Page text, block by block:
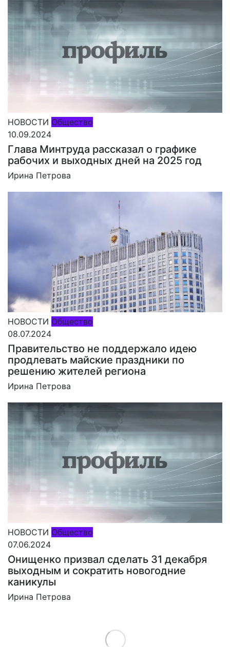
НОВОСТИ Общество
10.09.2024
Глава Минтруда рассказал о графике
рабочих и выходных дней на 2025 год
Ирина Петрова
НОВОСТИ Общество
08.07.2024
Правительство не поддержало идею
продлевать майские праздники по
решению жителей региона
Ирина Петрова
НОВОСТИ Общество
07.06.2024
Онищенко призвал сделать 31 декабря
выходным и сократить новогодние
каникулы
Ирина Петрова
Load More